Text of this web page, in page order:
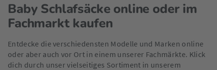
Baby Schlafsäcke online oder im
Fachmarkt kaufen
Entdecke die verschiedensten Modelle und Marken online
oder aber auch vor Ort in einem unserer Fachmärkte. Klick
dich durch unser vielseitiges Sortiment in unserem